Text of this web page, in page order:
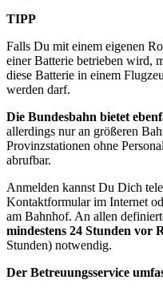
TIPP
Falls Du mit einem eigenen
einer Batterie betrieben wird,
diese Batterie in einem
werden darf.
Die Bundesbahn bietet
allerdings nur an größeren
Provinzstationen ohne
abrufbar.
Anmelden kannst Du Dich
Kontaktformular im Internet
am Bahnhof. An allen
mindestens 24 Stunden vor
Stunden) notwendig.
Der Betreuungsservice